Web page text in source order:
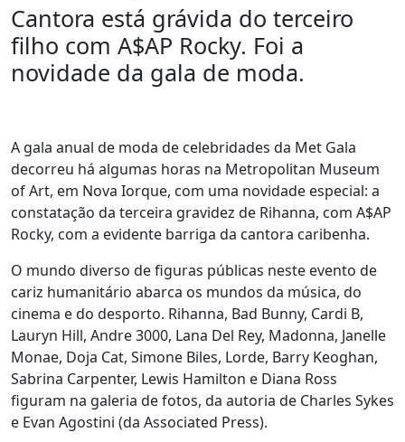
Cantora está grávida do terceiro
filho com A$AP Rocky. Foi a
novidade da gala de moda.
A gala anual de moda de celebridades da Met Gala
decorreu há algumas horas na Metropolitan Museum
of Art, em Nova Iorque, com uma novidade especial: a
constatação da terceira gravidez de Rihanna, com A$AP
Rocky, com a evidente barriga da cantora caribenha.
O mundo diverso de figuras públicas neste evento de
cariz humanitário abarca os mundos da música, do
cinema e do desporto. Rihanna, Bad Bunny, Cardi B,
Lauryn Hill, Andre 3000, Lana Del Rey, Madonna, Janelle
Monae, Doja Cat, Simone Biles, Lorde, Barry Keoghan,
Sabrina Carpenter, Lewis Hamilton e Diana Ross
figuram na galeria de fotos, da autoria de Charles Sykes
e Evan Agostini (da Associated Press).